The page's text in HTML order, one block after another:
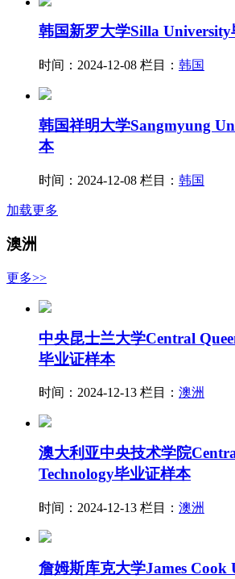
韩国新罗大学Silla
时间：2024-12-08 栏目： 韩国
韩国祥明大学Sangmyung
本
时间：2024-12-08 栏目： 韩国
加载更多
澳洲
更多>>
中央昆士兰大学Central
毕业证样本
时间：2024-12-13 栏目： 澳洲
澳大利亚中央技术学院
Technology毕业证样本
时间：2024-12-13 栏目： 澳洲
詹姆斯库克大学James Cook